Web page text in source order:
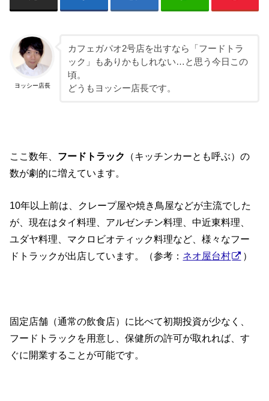
ヨッシー店長
カフェガパオ2号店を出すなら「フードトラ
ック」もありかもしれない…と思う今日この
頃。
どうもヨッシー店長です。
ここ数年、 フードトラック
（キッチンカーとも呼ぶ）の
数が劇的に増えています。
10年以上前は、クレープ屋や焼き鳥屋などが主流でした
が、現在はタイ料理、アルゼンチン料理、中近東料理、
ユダヤ料理、マクロビオティック料理など、様々なフー
ドトラックが出店しています。（参考： ネオ屋台村 ）
固定店舗（通常の飲食店）に比べて初期投資が少なく、
フードトラックを用意し、保健所の許可が取れれば、す
ぐに開業することが可能です。